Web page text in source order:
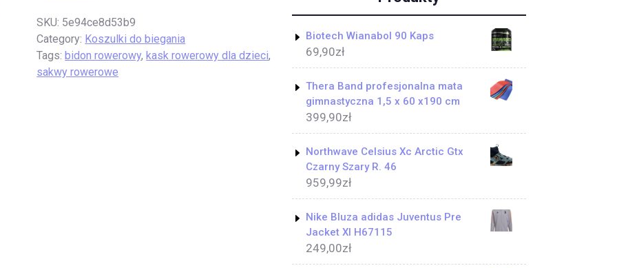
SKU: 5e94ce8d53b9
Category: Koszulki do biegania
Tags: bidon rowerowy, kask rowerowy dla dzieci,
sakwy rowerowe
Biotech Wianabol 90 Kaps
69,90zł
Thera Band profesjonalna mata
gimnastyczna 1,5 x 60 x190 cm
399,90zł
Northwave Celsius Xc Arctic Gtx
Czarny Szary R. 46
959,99zł
Nike Bluza adidas Juventus Pre
Jacket Xl H67115
249,00zł